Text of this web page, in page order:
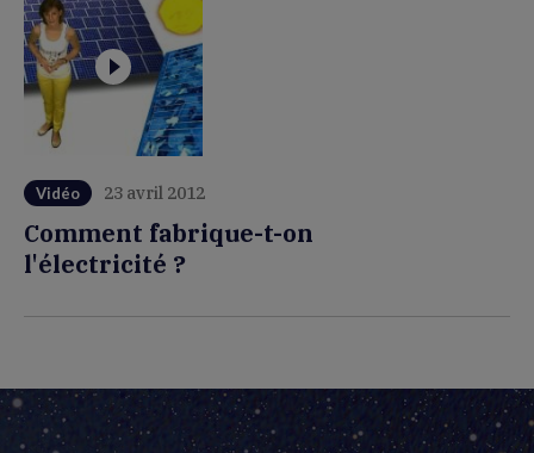
Vidéo 23 avril 2012
Comment fabrique-t-on
l'électricité ?